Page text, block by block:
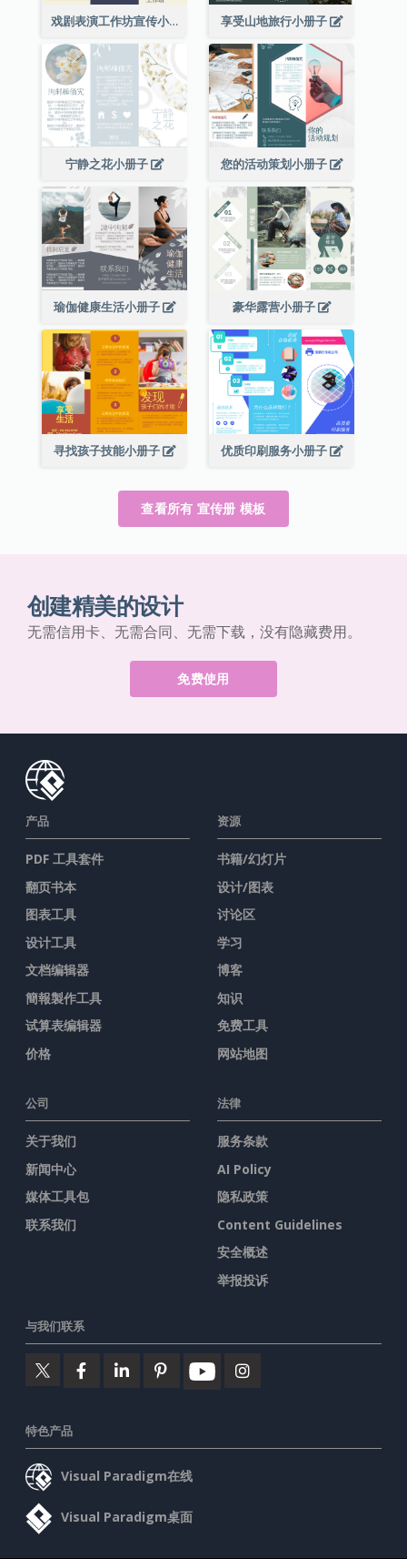
戏剧表演工作坊宣传小册子 享受山地旅行小册子
宁静之花小册子 您的活动策划小册子
瑜伽健康生活小册子 豪华露营小册子
寻找孩子技能小册子 优质印刷服务小册子
查看所有 宣传册 模板
创建精美的设计
无需信用卡、无需合同、无需下载，没有隐藏费用。
免费使用
产品
PDF 工具套件
翻页书本
图表工具
设计工具
文档编辑器
簡報製作工具
试算表编辑器
价格
资源
书籍/幻灯片
设计/图表
讨论区
学习
博客
知识
免费工具
网站地图
公司
关于我们
新闻中心
媒体工具包
联系我们
法律
服务条款
AI Policy
隐私政策
Content Guidelines
安全概述
举报投诉
与我们联系
特色产品
Visual Paradigm在线
Visual Paradigm桌面